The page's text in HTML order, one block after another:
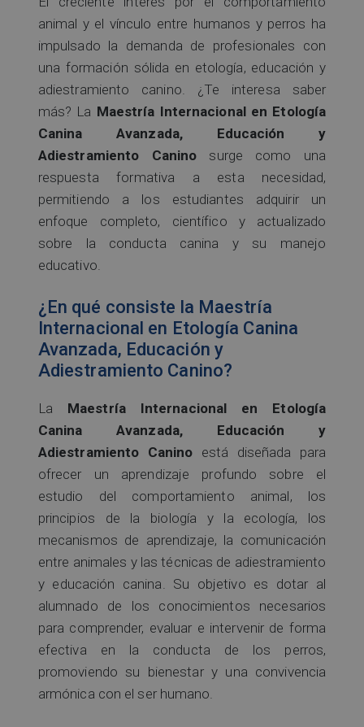
animal y el vínculo entre humanos y perros ha
impulsado la demanda de profesionales con
una formación sólida en etología, educación y
adiestramiento canino. ¿Te interesa saber
más? La Maestría Internacional en Etología
Canina Avanzada, Educación y
Adiestramiento Canino surge como una
respuesta formativa a esta necesidad,
permitiendo a los estudiantes adquirir un
enfoque completo, científico y actualizado
sobre la conducta canina y su manejo
educativo.
¿En qué consiste la Maestría
Internacional en Etología Canina
Avanzada, Educación y
Adiestramiento Canino?
La Maestría Internacional en Etología
Canina Avanzada, Educación y
Adiestramiento Canino está diseñada para
ofrecer un aprendizaje profundo sobre el
estudio del comportamiento animal, los
principios de la biología y la ecología, los
mecanismos de aprendizaje, la comunicación
entre animales y las técnicas de adiestramiento
y educación canina. Su objetivo es dotar al
alumnado de los conocimientos necesarios
para comprender, evaluar e intervenir de forma
efectiva en la conducta de los perros,
promoviendo su bienestar y una convivencia
armónica con el ser humano.